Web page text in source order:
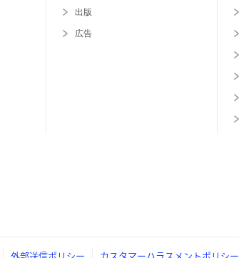
出版
広告